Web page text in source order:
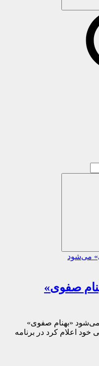
صفوی»
می‌شود «بهنام صفوی»
اعلام کرد در برنامه